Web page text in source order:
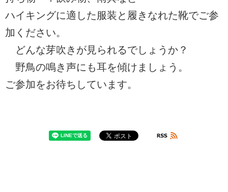
ハイキングに適した服装と履きなれた靴でご参
加ください。
どんな芽吹きが見られるでしょうか？
野鳥の鳴き声にも耳を傾けましょう。
ご参加をお待ちしています。